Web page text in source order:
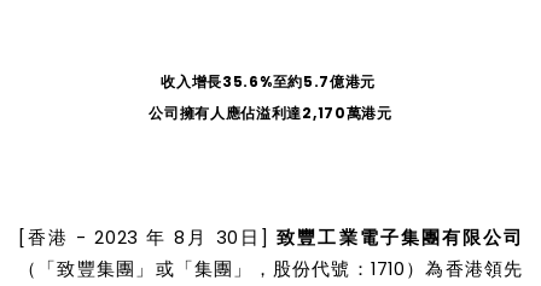
收入增長35.6%至約5.7億港元
公司擁有人應佔溢利達2,170萬港元
[ 香港 - 2023年 8 月 30 日 ]致豐工業電子集團有限公司
（「致豐集團」或「集團」，股份代號： 1710 ）為香港領先